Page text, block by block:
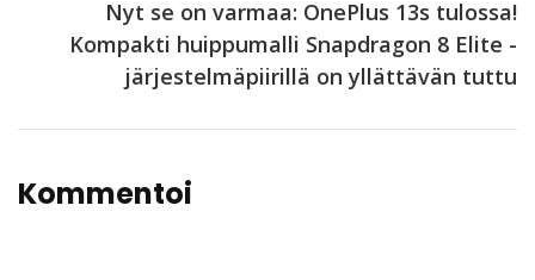
Nyt se on varmaa: OnePlus 13s tulossa!
Kompakti huippumalli Snapdragon 8 Elite -
järjestelmäpiirillä on yllättävän tuttu
Kommentoi